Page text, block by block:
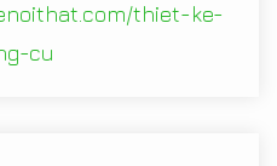
thiet-ke-
cu